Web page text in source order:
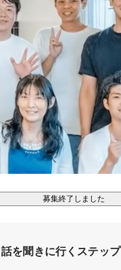
募集終了しました
話を聞きに行くステップ